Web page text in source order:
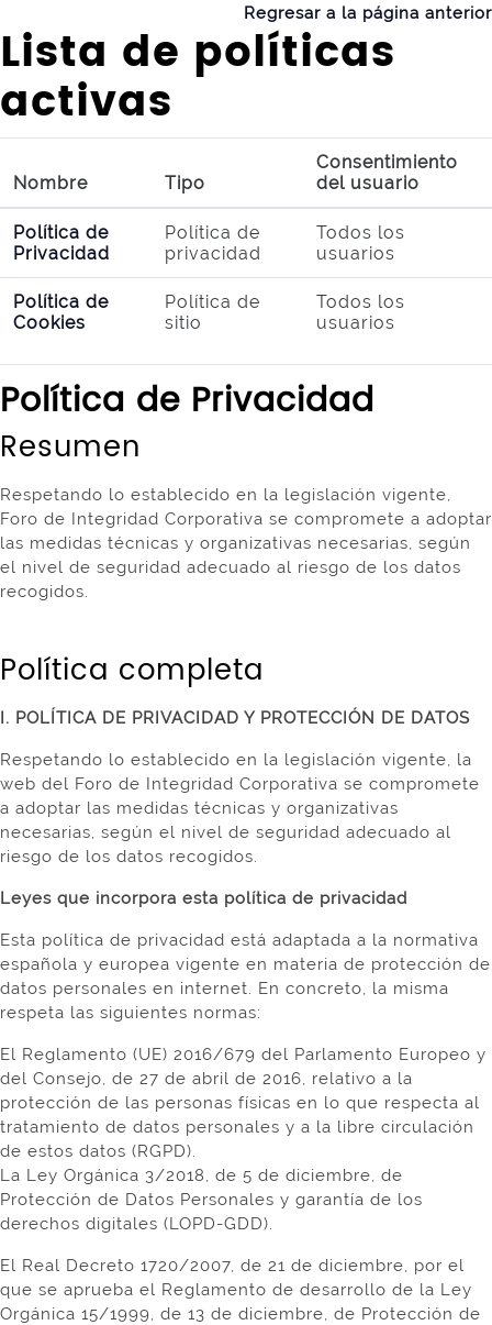
Regresar a la página anterior
Lista de políticas
activas
Nombre Tipo
Consentimiento
del usuario
Política de
Privacidad
Política de
privacidad
Todos los
usuarios
Política de
Cookies
Política de
sitio
Todos los
usuarios
Política de Privacidad
Resumen
Respetando lo establecido en la legislación vigente,
Foro de Integridad Corporativa se compromete a adoptar
las medidas técnicas y organizativas necesarias, según
el nivel de seguridad adecuado al riesgo de los datos
recogidos.
Política completa
I. POLÍTICA DE PRIVACIDAD Y PROTECCIÓN DE DATOS
Respetando lo establecido en la legislación vigente, la
web del Foro de Integridad Corporativa se compromete
a adoptar las medidas técnicas y organizativas
necesarias, según el nivel de seguridad adecuado al
riesgo de los datos recogidos.
Leyes que incorpora esta política de privacidad
Esta política de privacidad está adaptada a la normativa
española y europea vigente en materia de protección de
datos personales en internet. En concreto, la misma
respeta las siguientes normas:
El Reglamento (UE) 2016/679 del Parlamento Europeo y
del Consejo, de 27 de abril de 2016, relativo a la
protección de las personas físicas en lo que respecta al
tratamiento de datos personales y a la libre circulación
de estos datos (RGPD).
La Ley Orgánica 3/2018, de 5 de diciembre, de
Protección de Datos Personales y garantía de los
derechos digitales (LOPD-GDD).
El Real Decreto 1720/2007, de 21 de diciembre, por el
que se aprueba el Reglamento de desarrollo de la Ley
Orgánica 15/1999, de 13 de diciembre, de Protección de